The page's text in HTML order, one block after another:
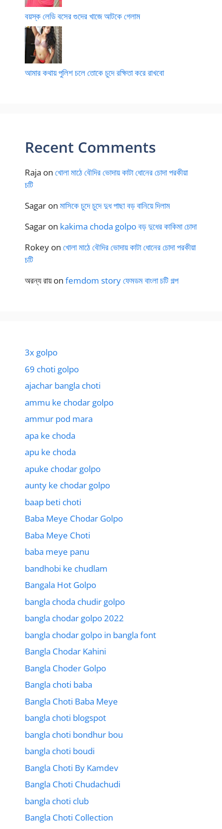
বয়স্ক লেডি বসের গুদের খাজে আটকে গেলাম
আমার কথায় পুলিশ চলে তোকে চুদে রক্ষিতা করে রাখবো
Recent Comments
Raja on খোলা মাঠে বৌদির ভোদায় কাটা ধোনের চোদা পরকীয়া
চটি
Sagar on মাসিকে চুদে চুদে দুধ পাছা বড় বানিয়ে দিলাম
Sagar on kakima choda golpo বড় দুধের কাকিমা চোদা
Rokey on খোলা মাঠে বৌদির ভোদায় কাটা ধোনের চোদা পরকীয়া
চটি
অরন্য রায়on femdom story ফেমডম বাংলা চটি গল্প
3x golpo
69 choti golpo
ajachar bangla choti
ammu ke chodar golpo
ammur pod mara
apa ke choda
apu ke choda
apuke chodar golpo
aunty ke chodar golpo
baap beti choti
Baba Meye Chodar Golpo
Baba Meye Choti
baba meye panu
bandhobi ke chudlam
Bangala Hot Golpo
bangla choda chudir golpo
bangla chodar golpo 2022
bangla chodar golpo in bangla font
Bangla Chodar Kahini
Bangla Choder Golpo
Bangla choti baba
Bangla Choti Baba Meye
bangla choti blogspot
bangla choti bondhur bou
bangla choti boudi
Bangla Choti By Kamdev
Bangla Choti Chudachudi
bangla choti club
Bangla Choti Collection